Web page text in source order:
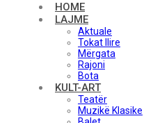
HOME
LAJME
Aktuale
Tokat Ilire
Mërgata
Rajoni
Bota
KULT-ART
Teatër
Muzikë Klasike